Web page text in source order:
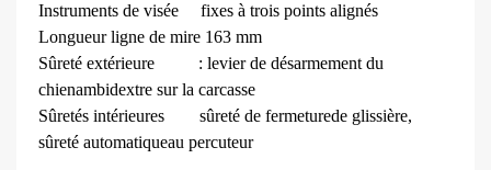
Instruments de visée
fixes à trois points alignés
Longueur ligne de mire 163 mm
Sûreté extérieure
: levier de désarmement du
chienambidextre sur la carcasse
Sûretés intérieures
sûreté de fermeturede glissière,
sûreté automatiqueau percuteur